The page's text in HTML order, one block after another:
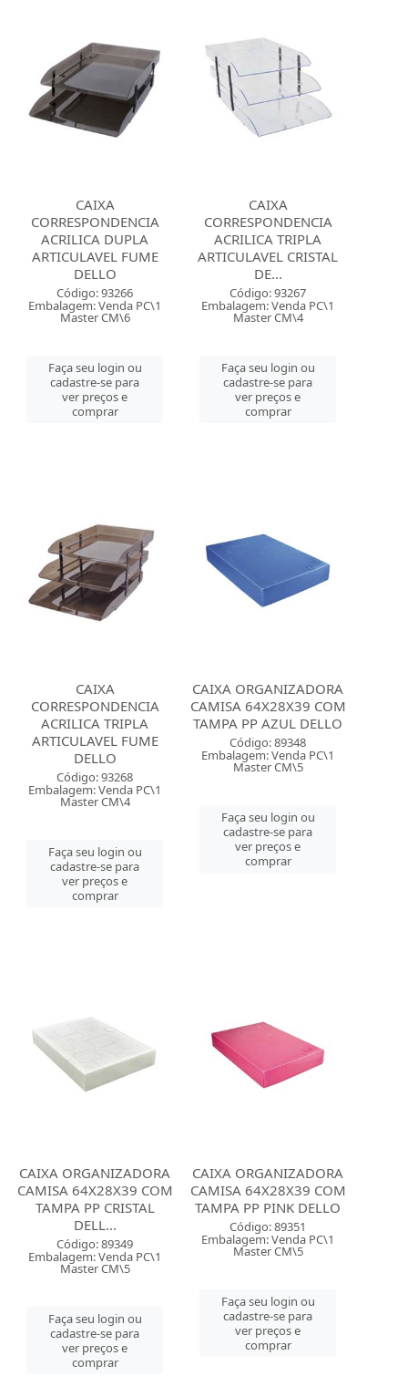
CAIXA
CORRESPONDENCIA
ACRILICA DUPLA
ARTICULAVEL FUME
DELLO
Código: 93266
Embalagem: Venda PC\1
Master CM\6
Faça seu login ou
cadastre-se para
ver preços e
comprar
CAIXA
CORRESPONDENCIA
ACRILICA TRIPLA
ARTICULAVEL CRISTAL
DE...
Código: 93267
Embalagem: Venda PC\1
Master CM\4
Faça seu login ou
cadastre-se para
ver preços e
comprar
CAIXA
CORRESPONDENCIA
ACRILICA TRIPLA
ARTICULAVEL FUME
DELLO
Código: 93268
Embalagem: Venda PC\1
Master CM\4
Faça seu login ou
cadastre-se para
ver preços e
comprar
CAIXA ORGANIZADORA
CAMISA 64X28X39 COM
TAMPA PP AZUL DELLO
Código: 89348
Embalagem: Venda PC\1
Master CM\5
Faça seu login ou
cadastre-se para
ver preços e
comprar
CAIXA ORGANIZADORA
CAMISA 64X28X39 COM
TAMPA PP CRISTAL
DELL...
Código: 89349
Embalagem: Venda PC\1
Master CM\5
Faça seu login ou
cadastre-se para
ver preços e
comprar
CAIXA ORGANIZADORA
CAMISA 64X28X39 COM
TAMPA PP PINK DELLO
Código: 89351
Embalagem: Venda PC\1
Master CM\5
Faça seu login ou
cadastre-se para
ver preços e
comprar